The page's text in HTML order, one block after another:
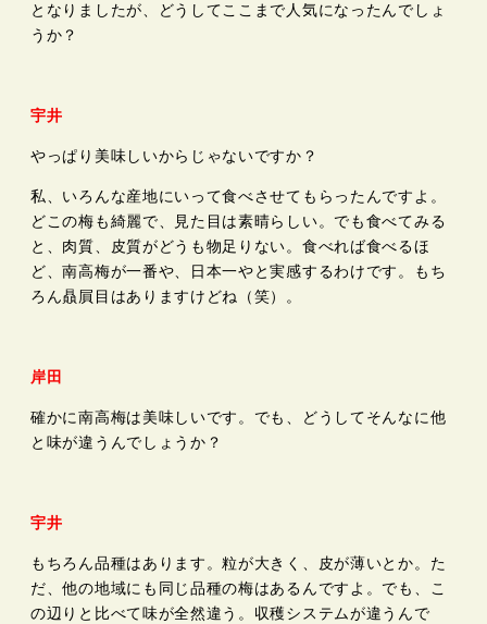
となりましたが、どうしてここまで人気になったんでしょ
うか？
宇井
やっぱり美味しいからじゃないですか？
私、いろんな産地にいって食べさせてもらったんですよ。
どこの梅も綺麗で、見た目は素晴らしい。でも食べてみる
と、肉質、皮質がどうも物足りない。食べれば食べるほ
ど、南高梅が一番や、日本一やと実感するわけです。もち
ろん贔屓目はありますけどね（笑）。
岸田
確かに南高梅は美味しいです。でも、どうしてそんなに他
と味が違うんでしょうか？
宇井
もちろん品種はあります。粒が大きく、皮が薄いとか。た
だ、他の地域にも同じ品種の梅はあるんですよ。でも、こ
の辺りと比べて味が全然違う。収穫システムが違うんで